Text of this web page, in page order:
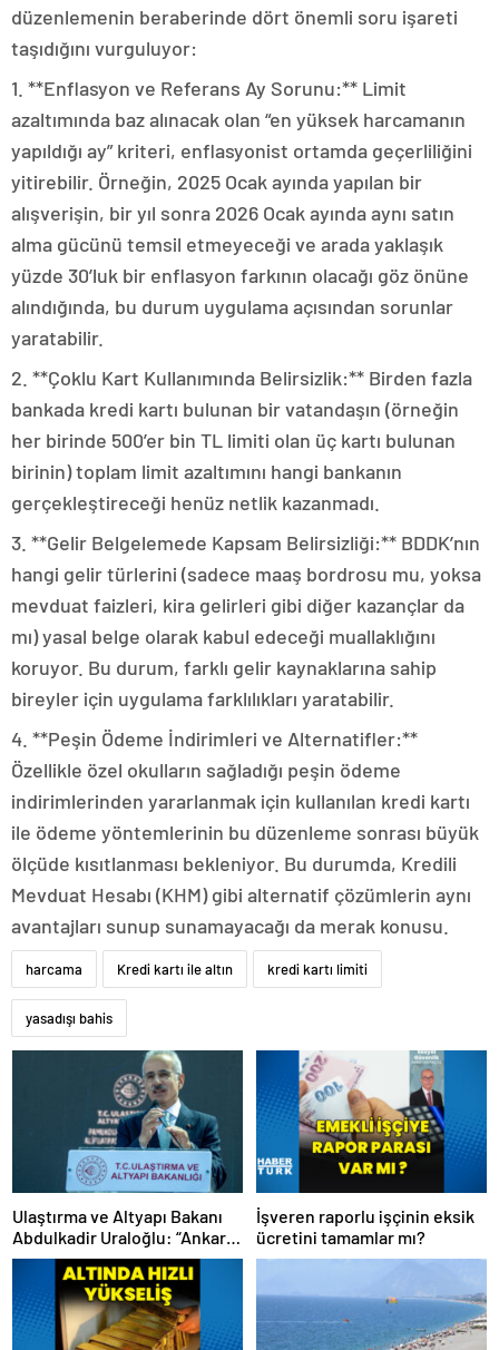
düzenlemenin beraberinde dört önemli soru işareti
taşıdığını vurguluyor:
1. **Enflasyon ve Referans Ay Sorunu:** Limit
azaltımında baz alınacak olan “en yüksek harcamanın
yapıldığı ay” kriteri, enflasyonist ortamda geçerliliğini
yitirebilir. Örneğin, 2025 Ocak ayında yapılan bir
alışverişin, bir yıl sonra 2026 Ocak ayında aynı satın
alma gücünü temsil etmeyeceği ve arada yaklaşık
yüzde 30’luk bir enflasyon farkının olacağı göz önüne
alındığında, bu durum uygulama açısından sorunlar
yaratabilir.
2. **Çoklu Kart Kullanımında Belirsizlik:** Birden fazla
bankada kredi kartı bulunan bir vatandaşın (örneğin
her birinde 500’er bin TL limiti olan üç kartı bulunan
birinin) toplam limit azaltımını hangi bankanın
gerçekleştireceği henüz netlik kazanmadı.
3. **Gelir Belgelemede Kapsam Belirsizliği:** BDDK’nın
hangi gelir türlerini (sadece maaş bordrosu mu, yoksa
mevduat faizleri, kira gelirleri gibi diğer kazançlar da
mı) yasal belge olarak kabul edeceği muallaklığını
koruyor. Bu durum, farklı gelir kaynaklarına sahip
bireyler için uygulama farklılıkları yaratabilir.
4. **Peşin Ödeme İndirimleri ve Alternatifler:**
Özellikle özel okulların sağladığı peşin ödeme
indirimlerinden yararlanmak için kullanılan kredi kartı
ile ödeme yöntemlerinin bu düzenleme sonrası büyük
ölçüde kısıtlanması bekleniyor. Bu durumda, Kredili
Mevduat Hesabı (KHM) gibi alternatif çözümlerin aynı
avantajları sunup sunamayacağı da merak konusu.
harcama Kredi kartı ile altın kredi kartı limiti
yasadışı bahis
Ulaştırma ve Altyapı Bakanı
Abdulkadir Uraloğlu: “Ankara
Kayseri arası seyahat
süresini 7 saatten 1 saat 45
dakikaya düşüreceğiz
İşveren raporlu işçinin eksik
ücretini tamamlar mı?